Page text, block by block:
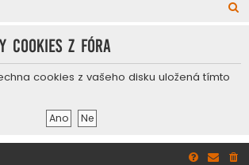
d
cookies z fóra
cookies z vašeho disku uložená tímto